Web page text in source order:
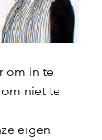
om in te
niet te
eigen